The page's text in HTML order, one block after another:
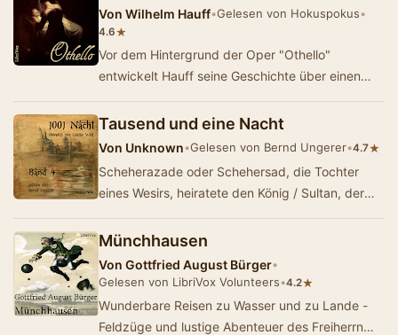
Von Wilhelm Hauff•Gelesen von Hokuspokus•
4.6★
Vor dem Hintergrund der Oper "Othello"
entwickelt Hauff seine Geschichte über einen
Tausend und eine Nacht
Von Unknown•Gelesen von Bernd Ungerer•4.7★
Scheherazade oder Schehersad, die Tochter
eines Wesirs, heiratete den König / Sultan, der
Münchhausen
Von Gottfried August Bürger•
Gelesen von LibriVox Volunteers•4.2★
Wunderbare Reisen zu Wasser und zu Lande -
Feldzüge und lustige Abenteuer des Freiherrn